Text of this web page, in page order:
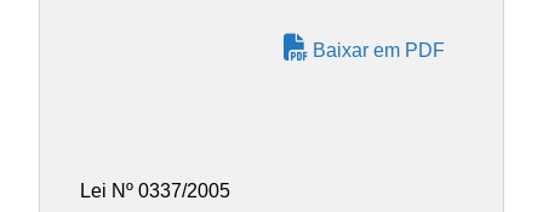
Baixar em PDF
Lei Nº 0337/2005